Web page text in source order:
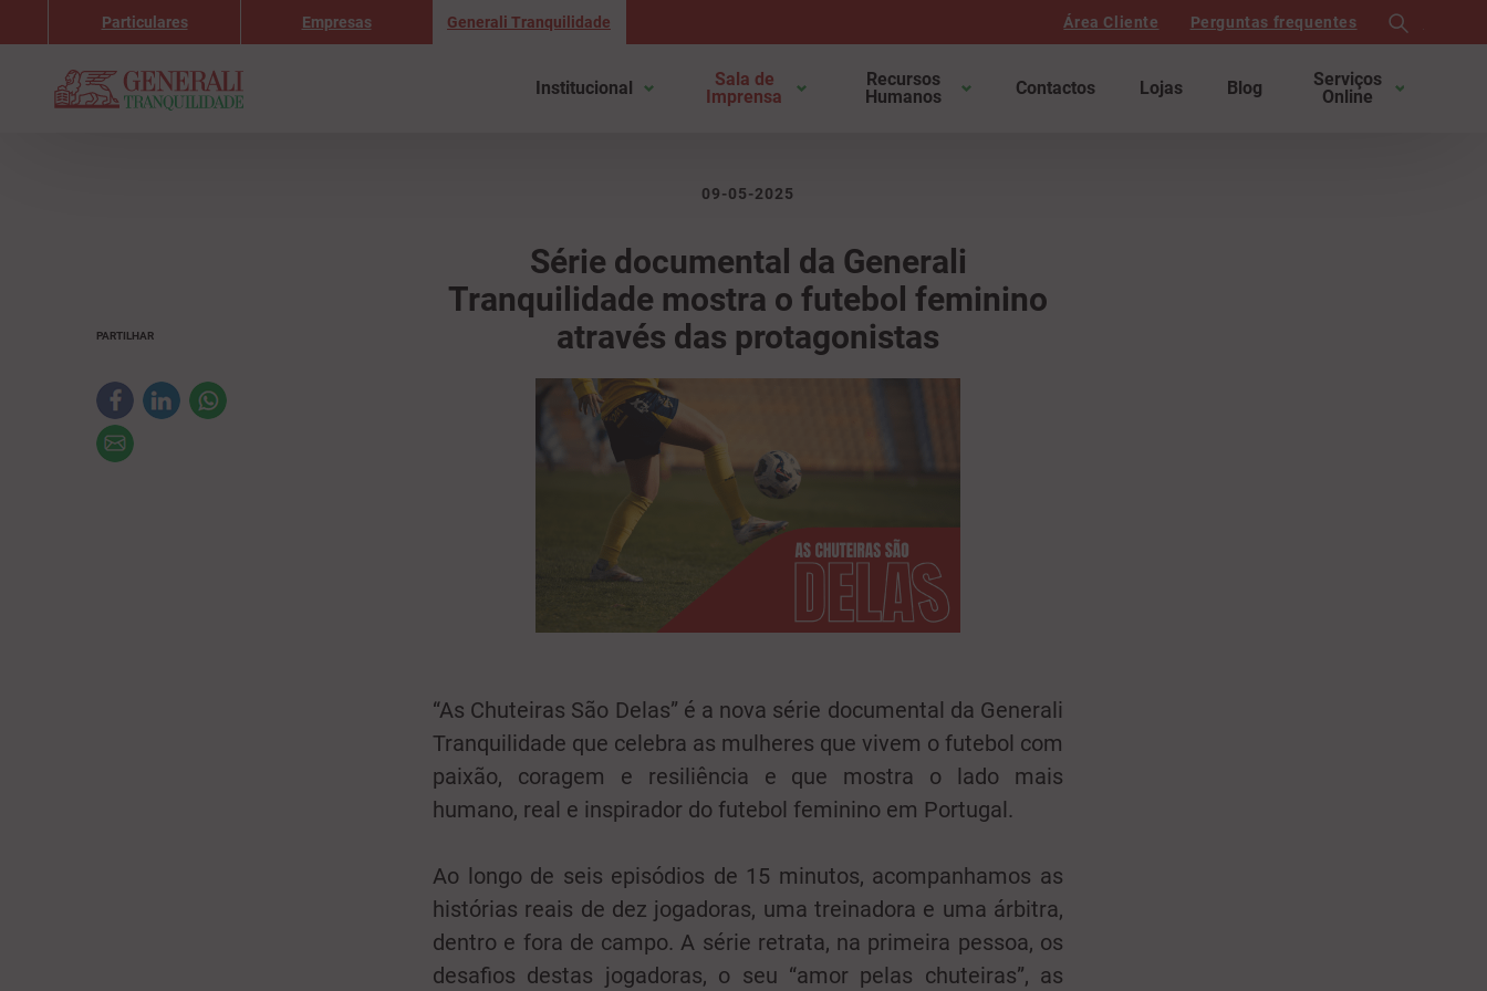
Particulares Empresas Generali Tranquilidade Área Cliente Perguntas frequentes
Institucional
Sala de
Imprensa
Recursos
Humanos
Contactos Lojas Blog
Serviços
Online
PARTILHAR
09-05-2025
Série documental da Generali
Tranquilidade mostra o futebol feminino
através das protagonistas
“As Chuteiras São Delas” é a nova série documental da Generali
Tranquilidade que celebra as mulheres que vivem o futebol com
paixão, coragem e resiliência e que mostra o lado mais
humano, real e inspirador do futebol feminino em Portugal.
Ao longo de seis episódios de 15 minutos, acompanhamos as
histórias reais de dez jogadoras, uma treinadora e uma árbitra,
dentro e fora de campo. A série retrata, na primeira pessoa, os
desafios destas jogadoras, o seu “amor pelas chuteiras”, as